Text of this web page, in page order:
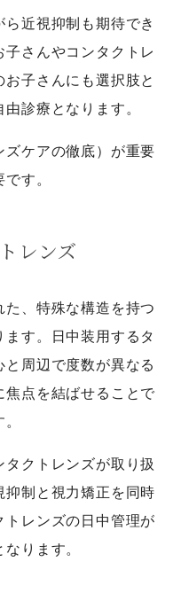
近視抑制も期待でき
さんやコンタクトレ
子さんにも選択肢と
診療となります。
ケアの徹底）が重要
す。
レンズ
、特殊な構造を持つ
す。日中装用するタ
周辺で度数が異なる
点を結ばせることで
クトレンズが取り扱
制と視力矯正を同時
レンズの日中管理が
ります。